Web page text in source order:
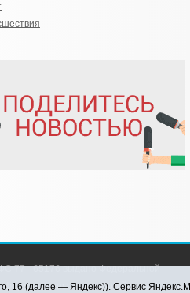
77 - 65176 выдано Федеральной
технологий и массовых
16 (далее — Яндекс)). Сервис